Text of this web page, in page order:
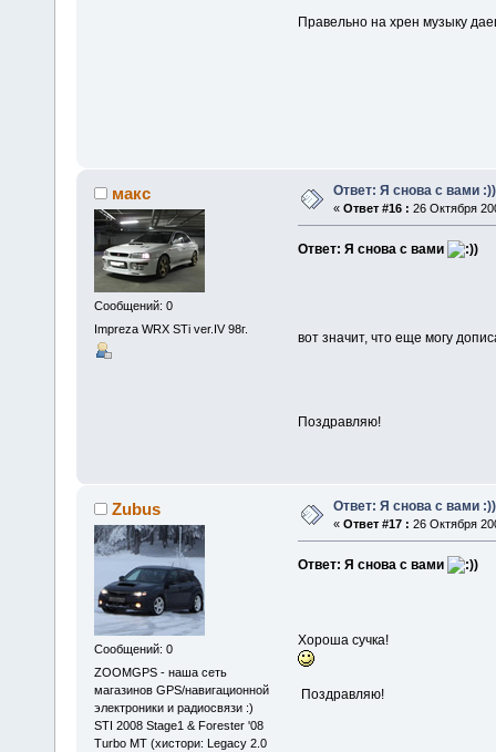
Правельно на хрен музыку
макс
Сообщений: 0
Impreza WRX STi ver.IV 98г.
Ответ: Я снова с вами :))
« Ответ #16 : 26 Октября
Ответ: Я снова с вами
вот значит, что еще могу
Поздравляю!
Zubus
Сообщений: 0
ZOOMGPS - наша сеть
магазинов GPS/навигационной
электроники и радиосвязи :)
STI 2008 Stage1 & Forester '08
Turbo MT (хистори: Legacy 2.0
Ответ: Я снова с вами :))
« Ответ #17 : 26 Октября
Ответ: Я снова с вами
Хороша сучка!
Поздравляю!